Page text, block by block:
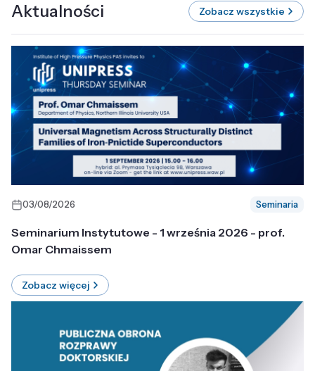
Aktualności Zobacz wszystkie
03/08/2026 Seminaria
Seminarium Instytutowe - 1 września 2026 - prof.
Omar Chmaissem
Zobacz więcej